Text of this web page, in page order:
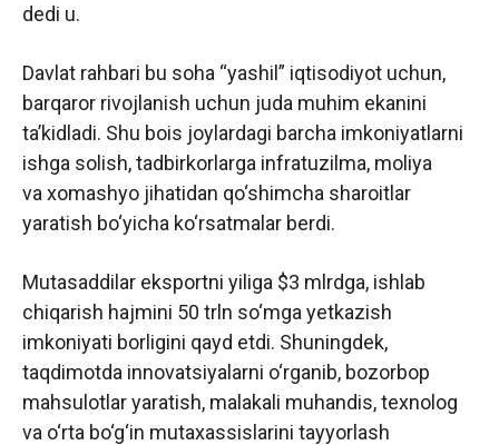
dedi u.
Davlat rahbari bu soha “yashil” iqtisodiyot uchun,
barqaror rivojlanish uchun juda muhim ekanini
ta’kidladi. Shu bois joylardagi barcha imkoniyatlarni
ishga solish, tadbirkorlarga infratuzilma, moliya
va xomashyo jihatidan qo‘shimcha sharoitlar
yaratish bo‘yicha ko‘rsatmalar berdi.
Mutasaddilar eksportni yiliga $3 mlrdga, ishlab
chiqarish hajmini 50 trln so‘mga yetkazish
imkoniyati borligini qayd etdi. Shuningdek,
taqdimotda innovatsiyalarni o‘rganib, bozorbop
mahsulotlar yaratish, malakali muhandis, texnolog
va o‘rta bo‘g‘in mutaxassislarini tayyorlash